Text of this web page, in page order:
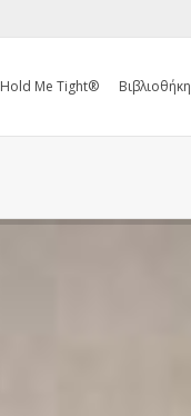
Hold Me Tight® Βιβλιοθήκη